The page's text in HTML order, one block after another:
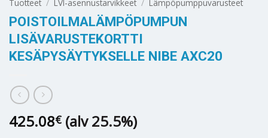
Tuotteet / LVI-asennustarvikkeet / Lämpöpumppuvarusteet
POISTOILMALÄMPÖPUMPUN
LISÄVARUSTEKORTTI
KESÄPYSÄYTYKSELLE NIBE AXC20
425.08€ (alv 25.5%)